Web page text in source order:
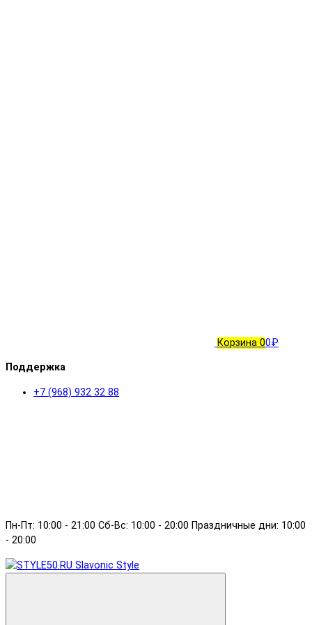
Корзина 00₽
Поддержка
+7 (968) 932 32 88
Пн-Пт: 10:00 - 21:00 Сб-Вс: 10:00 - 20:00 Праздничные дни: 10:00
- 20:00